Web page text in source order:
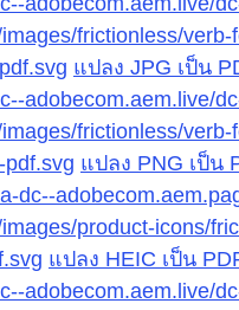
frictionless/verb-
แปลง JPG เป็น
adobecom.aem.live/
frictionless/verb-
pdf.svg แปลง PNG เป็น
dc--
product-icons/
แปลง HEIC เป็น
adobecom.aem.live/